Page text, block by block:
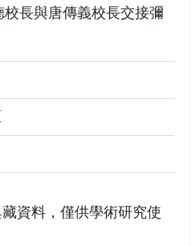
長與唐傳義校長交接彌
資料，僅供學術研究使